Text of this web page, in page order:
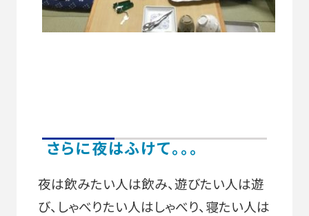
さらに夜はふけて。。。
夜は飲みたい人は飲み、遊びたい人は遊
び、しゃべりたい人はしゃべり、寝たい人は